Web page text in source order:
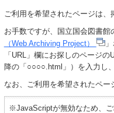
ご利用を希望されたページは、
お手数ですが、国立国会図書館
（Web Archiving Project）
」
「URL」欄にお探しのページ
降の「○○○○.html」）を入力し
なお、ご利用を希望されたペー
※JavaScriptが無効なため、ご